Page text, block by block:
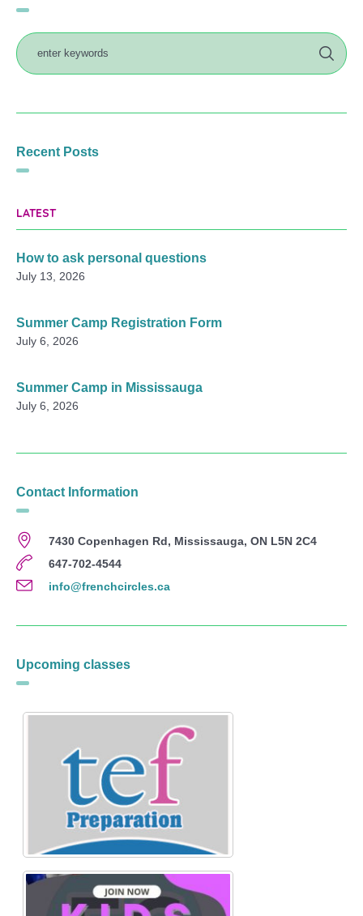
Recent Posts
LATEST
How to ask personal questions
July 13, 2026
Summer Camp Registration Form
July 6, 2026
Summer Camp in Mississauga
July 6, 2026
Contact Information
7430 Copenhagen Rd, Mississauga, ON L5N 2C4
647-702-4544
info@frenchcircles.ca
Upcoming classes